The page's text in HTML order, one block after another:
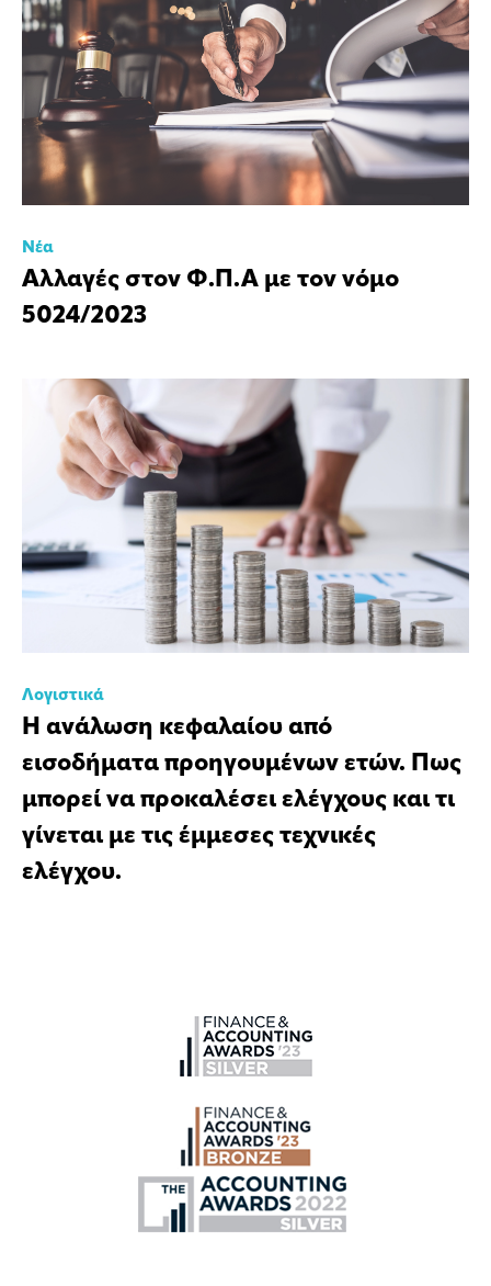
Νέα
Αλλαγές στον Φ.Π.Α με τον νόμο
5024/2023
Λογιστικά
Η ανάλωση κεφαλαίου από
εισοδήματα προηγουμένων ετών. Πως
μπορεί να προκαλέσει ελέγχους και τι
γίνεται με τις έμμεσες τεχνικές
ελέγχου.